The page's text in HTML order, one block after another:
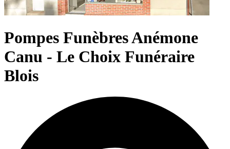
Pompes Funèbres Anémone
Canu - Le Choix Funéraire
Blois